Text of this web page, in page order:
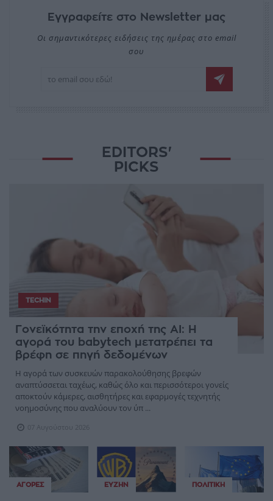
Εγγραφείτε στο Newsletter μας
Οι σημαντικότερες ειδήσεις της ημέρας στο email
σου
EDITORS'
PICKS
TECHIN
Γονεϊκότητα την εποχή της AI: Η
αγορά του babytech μετατρέπει τα
βρέφη σε πηγή δεδομένων
Η αγορά των συσκευών παρακολούθησης βρεφών
αναπτύσσεται ταχέως, καθώς όλο και περισσότεροι γονείς
αποκτούν κάμερες, αισθητήρες και εφαρμογές τεχνητής
νοημοσύνης που αναλύουν τον ύπ ...
07 Αυγούστου 2026
ΑΓΟΡΈΣ ΕΥΖΗΝ ΠΟΛΙΤΙΚΉ